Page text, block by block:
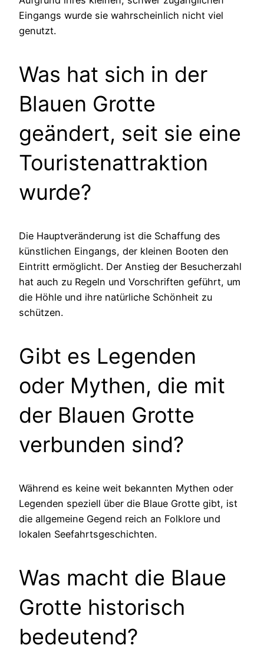
Eingangs wurde sie wahrscheinlich nicht viel
genutzt.
Was hat sich in der
Blauen Grotte
geändert, seit sie eine
Touristenattraktion
wurde?
Die Hauptveränderung ist die Schaffung des
künstlichen Eingangs, der kleinen Booten den
Eintritt ermöglicht. Der Anstieg der Besucherzahl
hat auch zu Regeln und Vorschriften geführt, um
die Höhle und ihre natürliche Schönheit zu
schützen.
Gibt es Legenden
oder Mythen, die mit
der Blauen Grotte
verbunden sind?
Während es keine weit bekannten Mythen oder
Legenden speziell über die Blaue Grotte gibt, ist
die allgemeine Gegend reich an Folklore und
lokalen Seefahrtsgeschichten.
Was macht die Blaue
Grotte historisch
bedeutend?